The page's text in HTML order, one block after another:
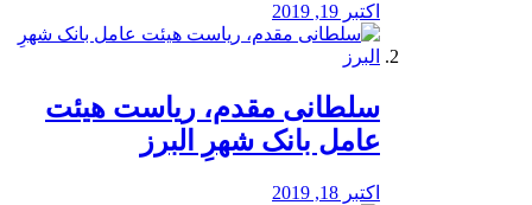
اکتبر 19, 2019
سلطانی مقدم، ریاست هیئت
عامل بانک شهرِ البرز
اکتبر 18, 2019